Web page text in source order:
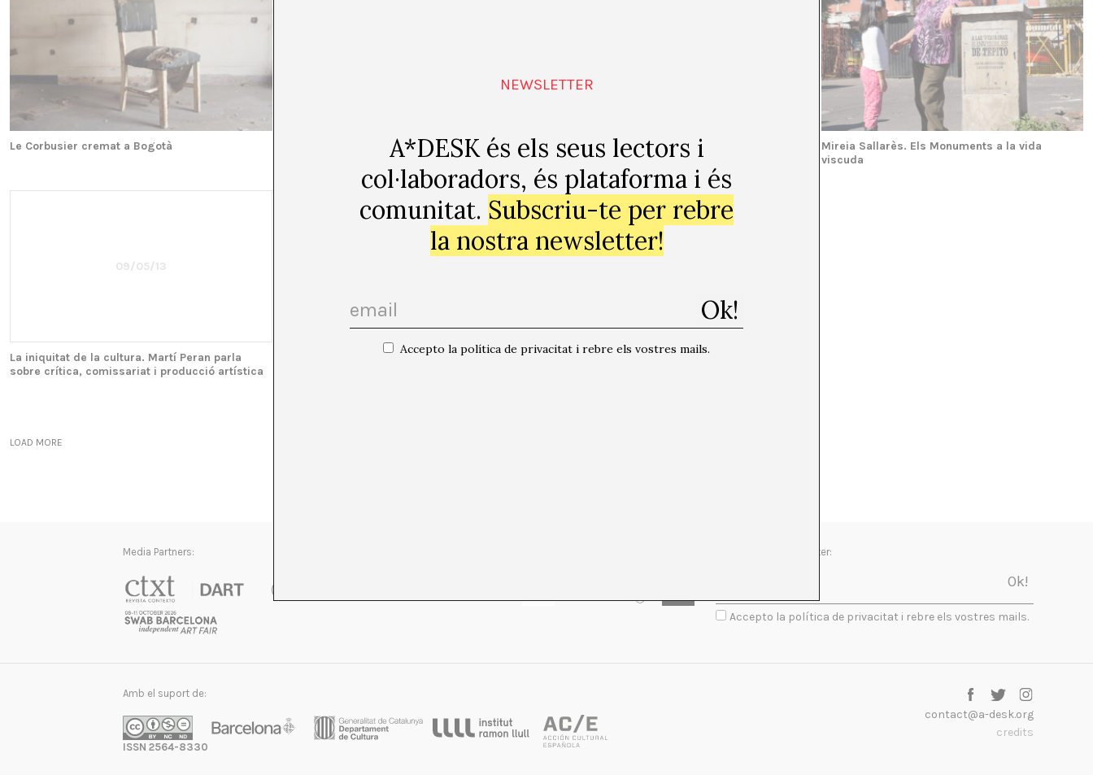
Le Corbusier cremat a Bogotà DAFO projectes, coneixes aquest espai?
Mireia Sallarès. Els Monuments a la vida
viscuda
09/05/13
La iniquitat de la cultura. Martí Peran parla
sobre crítica, comissariat i producció artística
LOAD MORE
Media Partners: Newsletter:
Accepto la política de privacitat i rebre els vostres mails.
Amb el suport de:
ISSN 2564-8330
contact@a-desk.org
credits
NEWSLETTER
A*DESK és els seus lectors i
col·laboradors, és plataforma i és
comunitat. Subscriu-te per rebre
la nostra newsletter!
Accepto la política de privacitat i rebre els vostres mails.